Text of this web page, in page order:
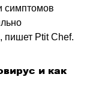
симптомов
пишет Ptit Chef.
и как